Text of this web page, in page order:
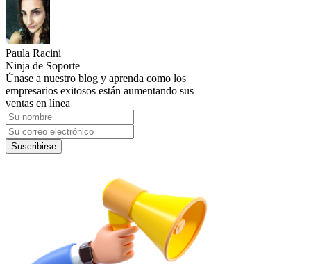
Paula Racini
Ninja de Soporte
Únase a nuestro blog y aprenda como los
empresarios exitosos están aumentando sus
ventas en línea
Suscribirse